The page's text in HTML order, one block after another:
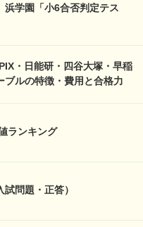
浜学園「小6合否判定テス
・日能研・四谷大塚・早稲
ブルの特徴・費用と合格力
ランキング
問題・正答）